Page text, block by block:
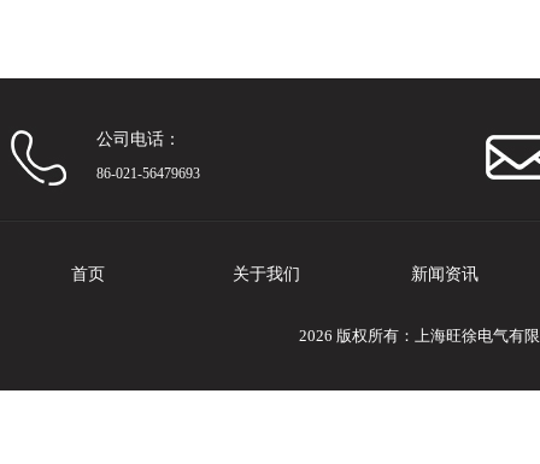
公司电话：
86-021-56479693
首页 关于我们 新闻资讯
2026 版权所有：上海旺徐电气有